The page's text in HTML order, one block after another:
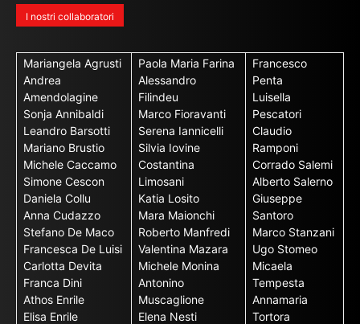
I nostri collaboratori
Mariangela Agrusti
Andrea
Amendolagine
Sonja Annibaldi
Leandro Barsotti
Mariano Brustio
Michele Caccamo
Simone Cescon
Daniela Collu
Anna Cudazzo
Stefano De Maco
Francesca De Luisi
Carlotta Devita
Franca Dini
Athos Enrile
Elisa Enrile
Paola Maria Farina
Alessandro
Filindeu
Marco Fioravanti
Serena Iannicelli
Silvia Iovine
Costantina
Limosani
Katia Losito
Mara Maionchi
Roberto Manfredi
Valentina Mazara
Michele Monina
Antonino
Muscaglione
Elena Nesti
Francesco
Penta
Luisella
Pescatori
Claudio
Ramponi
Corrado Salemi
Alberto Salerno
Giuseppe
Santoro
Marco Stanzani
Ugo Stomeo
Micaela
Tempesta
Annamaria
Tortora